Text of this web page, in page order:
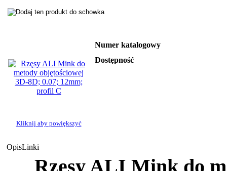
Kliknij aby powiększyć
Numer katalogowy
Dostępność
OpisLinki
Rzęsy ALI Mink do